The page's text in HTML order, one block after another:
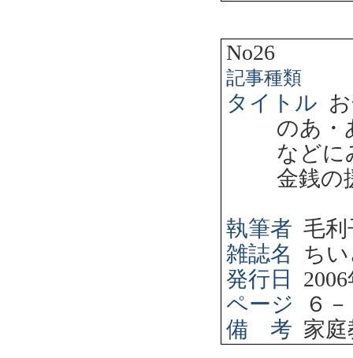
No26
記事種類
タイトル
のあ
などに
金銭の
執筆者 毛利
雑誌名
ち
発行日
2006
ページ
６
備 考 家